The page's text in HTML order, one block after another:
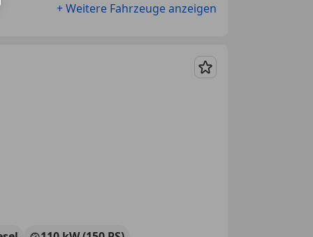
+ Weitere Fahrzeuge anzeigen
Merken